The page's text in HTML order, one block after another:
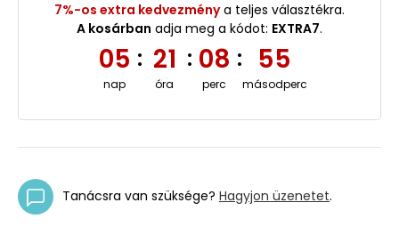
7%-os extra kedvezménya teljes választékra.
A kosárban adja meg a kódot: EXTRA7.
05
nap
: 21
óra
: 08
perc
: 55
másodperc
Tanácsra van szüksége? Hagyjon üzenetet.